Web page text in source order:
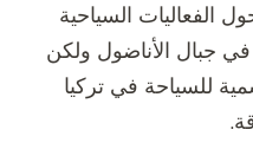
الفعاليات السياحية
في جبال الأناضول ولكن
للسياحة في تركيا